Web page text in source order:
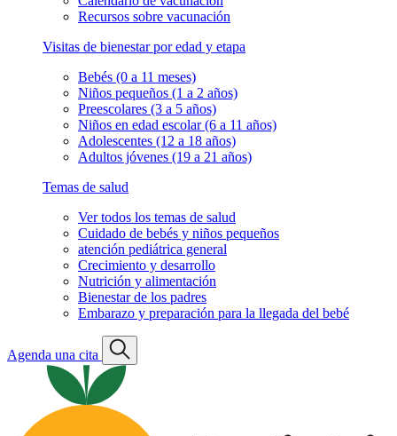
Recursos sobre vacunación
Visitas de bienestar por edad y etapa
Bebés (0 a 11 meses)
Niños pequeños (1 a 2 años)
Preescolares (3 a 5 años)
Niños en edad escolar (6 a 11 años)
Adolescentes (12 a 18 años)
Adultos jóvenes (19 a 21 años)
Temas de salud
Ver todos los temas de salud
Cuidado de bebés y niños pequeños
atención pediátrica general
Crecimiento y desarrollo
Nutrición y alimentación
Bienestar de los padres
Embarazo y preparación para la llegada del bebé
Agenda una cita